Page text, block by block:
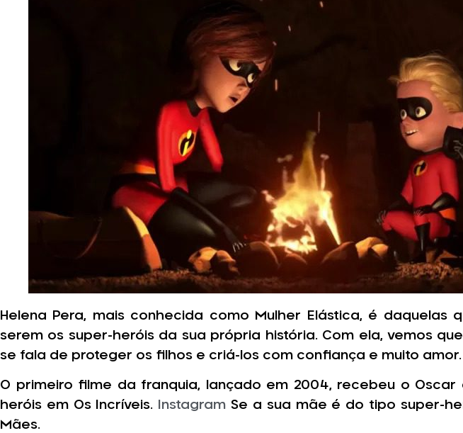
Helena Pera, mais conhecida como Mulher Elástica, é
serem os super-heróis da sua própria história. Com ela, vemos
se fala de proteger os filhos e criá-los com confiança e muito amor.
O primeiro filme da franquia, lançado em 2004, recebeu o
heróis em Os Incríveis.
Instagram Se a sua mãe é do tipo super-
Mães.